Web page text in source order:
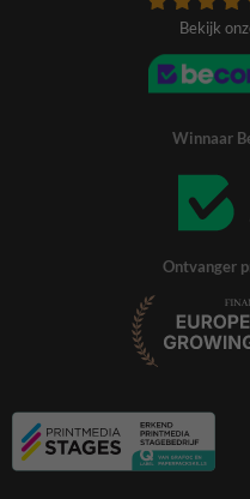
Bekijk
Winnaar
Ontvanger